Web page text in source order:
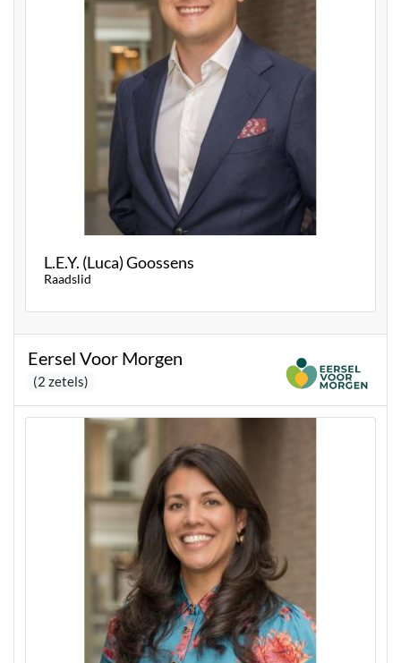
L.E.Y. (Luca) Goossens
Raadslid
Eersel Voor Morgen
(2 zetels)